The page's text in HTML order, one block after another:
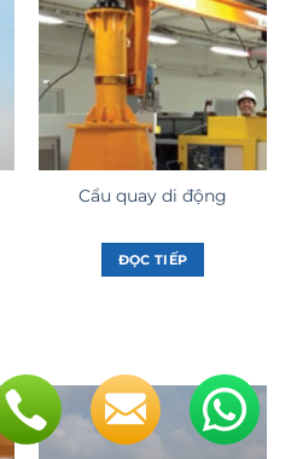
Cẩu quay di động
ĐỌC TIẾP